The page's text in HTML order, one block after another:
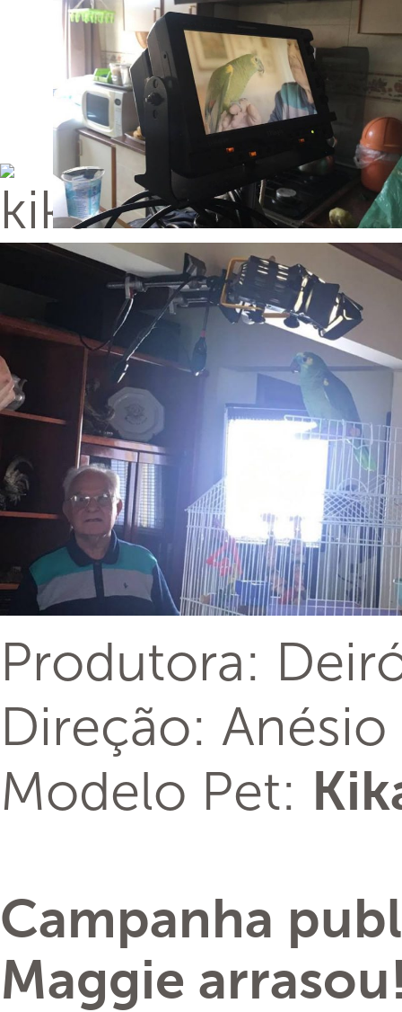
Produtora:
Direção: Anésio
Modelo Pet:
Campanha
Maggie